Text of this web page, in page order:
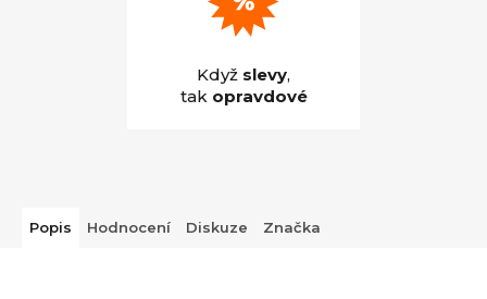
Když slevy,
tak opravdové
Popis Hodnocení Diskuze Značka